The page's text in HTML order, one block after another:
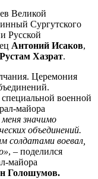
Великой
Сургутского
Русской
Антоний Исаков,
Рустам Хазрат.
Церемония
военной
майора
меня значимо
объединений.
солдатами воевал,
, – поделился
майора
Голошумов.